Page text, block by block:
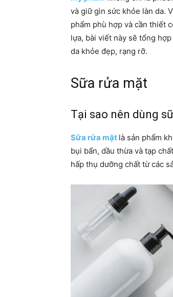
và giữ gìn sức khỏe làn da.
phẩm phù hợp và cần thiết
lựa, bài viết này sẽ tổng
da khỏe đẹp, rạng rỡ.
Sữa rửa mặt
Tại sao nên dùng
Sữa rửa mặt là sản phẩm
bụi bẩn, dầu thừa và tạp
hấp thụ dưỡng chất từ các